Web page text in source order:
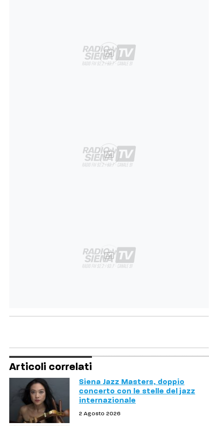
Ad
Ad
Ad
Articoli correlati
Siena Jazz Masters, doppio
concerto con le stelle del jazz
internazionale
2 Agosto 2026